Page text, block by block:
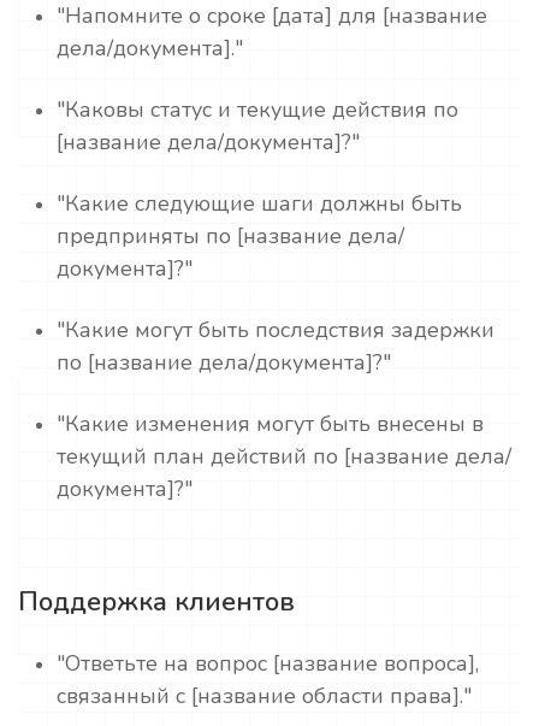
"Напомните о сроке [дата] для [название
дела/документа]."
"Каковы статус и текущие действия по
[название дела/документа]?"
"Какие следующие шаги должны быть
предприняты по [название дела/
документа]?"
"Какие могут быть последствия задержки
по [название дела/документа]?"
"Какие изменения могут быть внесены в
текущий план действий по [название дела/
документа]?"
Поддержка клиентов
"Ответьте на вопрос [название вопроса],
связанный с [название области права]."